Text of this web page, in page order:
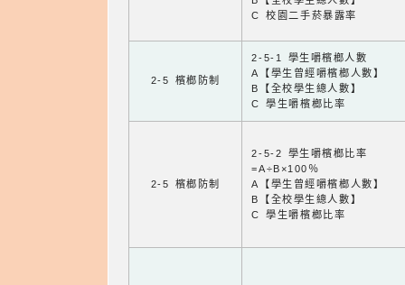
C 校園二手菸暴露率
2-5 檳榔防制
2-5-1 學生嚼檳榔人數
A【學生曾經嚼檳榔人數】
B【全校學生總人數】
C 學生嚼檳榔比率
2-5 檳榔防制
2-5-2 學生嚼檳榔比率
=A÷B×100％
A【學生曾經嚼檳榔人數】
B【全校學生總人數】
C 學生嚼檳榔比率